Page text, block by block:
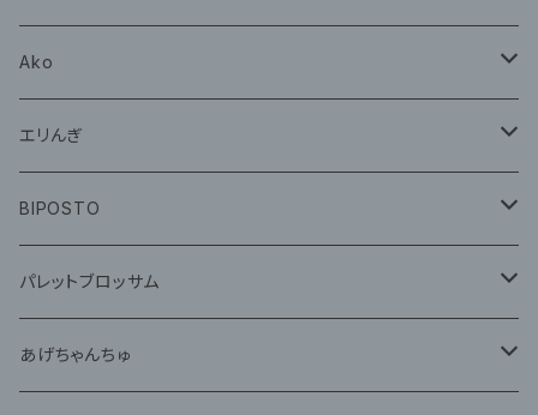
グッズ
Ako
グッズ
CD
エリんぎ
グッズ
BIPOSTO
グッズ
パレットブロッサム
CD
あげちゃんちゅ